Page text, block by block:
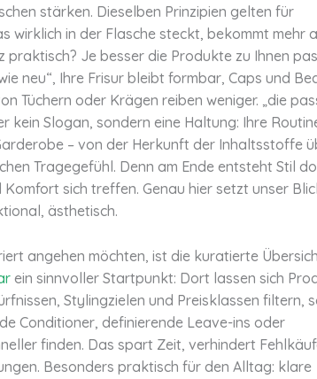
stärken. Dieselben Prinzipien gelten für
wirklich in der Flasche steckt, bekommt mehr
praktisch? Je besser die Produkte zu Ihnen
neu“, Ihre Frisur bleibt formbar, Caps und
Tüchern oder Krägen reiben weniger. „die
kein Slogan, sondern eine Haltung: Ihre
– von der Herkunft der Inhaltsstoffe
Tragegefühl. Denn am Ende entsteht Stil
sich treffen. Genau hier setzt unser
ästhetisch.
angehen möchten, ist die kuratierte
ein sinnvoller Startpunkt: Dort lassen sich
Stylingzielen und Preisklassen filtern,
Conditioner, definierende Leave-ins oder
finden. Das spart Zeit, verhindert
Besonders praktisch für den Alltag: klare